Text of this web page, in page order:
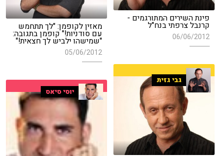
פינת השירים המתורגמים -
קרנבל צרפתי בנח"ל
06/06/2012
מאזין לקופמן: "לך תתחמש
עם סודניות!" קופמן בתגובה:
"שמישהו ילביש לך חצאית!"
05/06/2012
גבי גזית
יוסי סיאס